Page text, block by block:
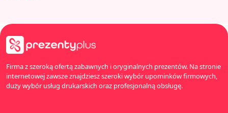
Firma z szeroką ofertą zabawnych i oryginalnych prezentów. Na stronie
internetowej zawsze znajdziesz szeroki wybór upominków firmowych,
duży wybór usług drukarskich oraz profesjonalną obsługę.